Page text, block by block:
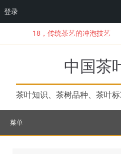
登录
到
18，传统茶艺的冲泡技艺
中国茶
茶叶知识、茶树品种、茶叶
菜单